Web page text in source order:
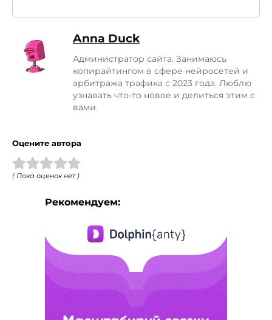
Anna Duck
Администратор сайта. Занимаюсь
копирайтингом в сфере нейросетей и
арбитража трафика с 2023 года. Люблю
узнавать что-то новое и делиться этим с
вами.
Оцените автора
( Пока оценок нет )
Рекомендуем: